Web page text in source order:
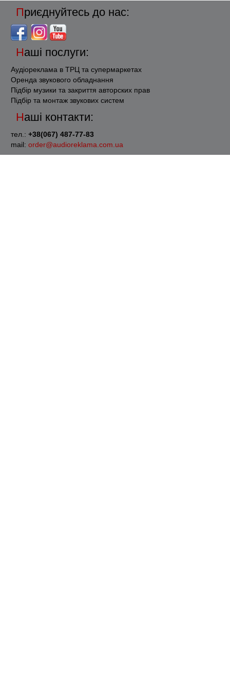
Приєднуйтесь до нас:
Наші послуги:
Аудіореклама в ТРЦ та супермаркетах
Оренда звукового обладнання
Підбір музики та закриття авторских прав
Підбір та монтаж звукових систем
Наші контакти:
тел.: +38(067) 487-77-83
mail: order@audioreklama.com.ua